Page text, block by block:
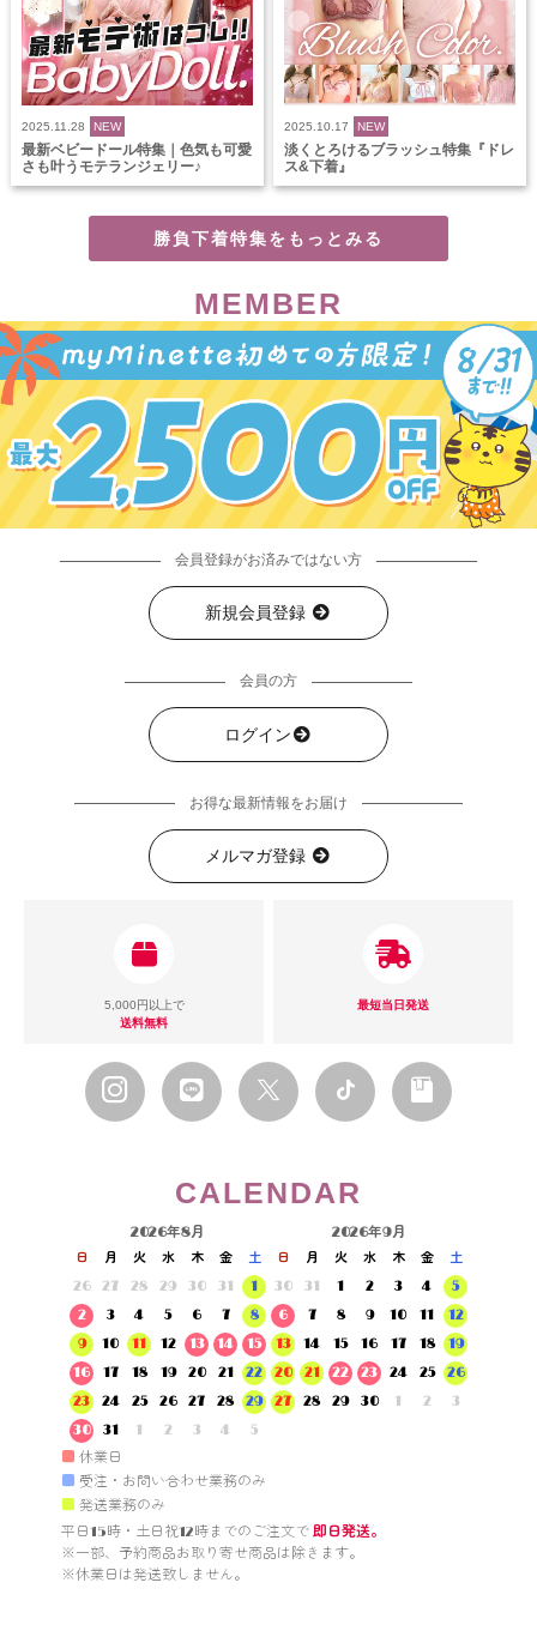
2025.11.28 NEW
最新ベビードール特集｜色気も可愛
さも叶うモテランジェリー♪
2025.10.17 NEW
淡くとろけるブラッシュ特集『ドレ
ス&下着』
勝負下着特集をもっとみる
MEMBER
会員登録がお済みではない方
新規会員登録
会員の方
ログイン
お得な最新情報をお届け
メルマガ登録
5,000円以上で
送料無料
最短当日発送
CALENDAR
2026年8月
日 月 火 水 木 金
土
26
27 28 29 30 31
1
2
3 4 5 6 7
8
9
10 11 12 13 14
15
16
17 18 19 20 21
22
23
24 25 26 27 28
29
30
31 1 2 3 4 5
2026年9月
日 月 火 水 木 金
土
30
31 1 2 3 4
5
6
7 8 9 10 11
12
13
14 15 16 17 18
19
20
21 22 23 24 25
26
27
28 29 30 1 2 3
■ 休業日
■ 受注・お問い合わせ業務のみ
■ 発送業務のみ
平日15時・土日祝12時までのご注文で 即日発送。
※一部、予約商品お取り寄せ商品は除きます。
※休業日は発送致しません。